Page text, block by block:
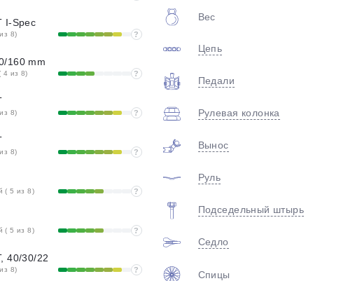
I-Spec
8) ?
160 mm
4 из 8) ?
8) ?
8) ?
( 5 из 8) ?
( 5 из 8) ?
40/30/22
8) ?
Вес
Цепь
Педали
Рулевая колонка
Вынос
Руль
Подседельный штырь
Седло
Спицы